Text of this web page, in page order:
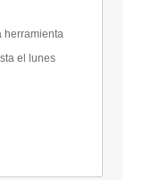
herramienta
el lunes